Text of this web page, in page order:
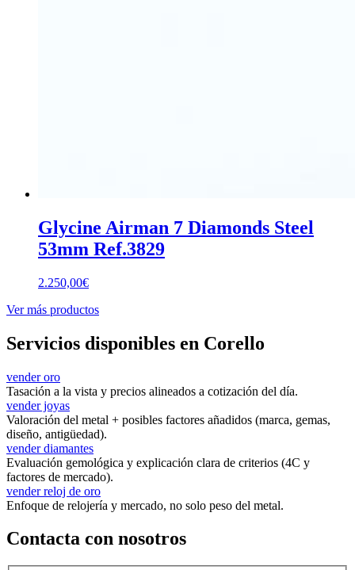
Glycine Airman 7 Diamonds Steel
53mm Ref.3829
2.250,00€
Ver más productos
Servicios disponibles en Corello
vender oro
Tasación a la vista y precios alineados a cotización del día.
vender joyas
Valoración del metal + posibles factores añadidos (marca, gemas,
diseño, antigüedad).
vender diamantes
Evaluación gemológica y explicación clara de criterios (4C y
factores de mercado).
vender reloj de oro
Enfoque de relojería y mercado, no solo peso del metal.
Contacta con nosotros